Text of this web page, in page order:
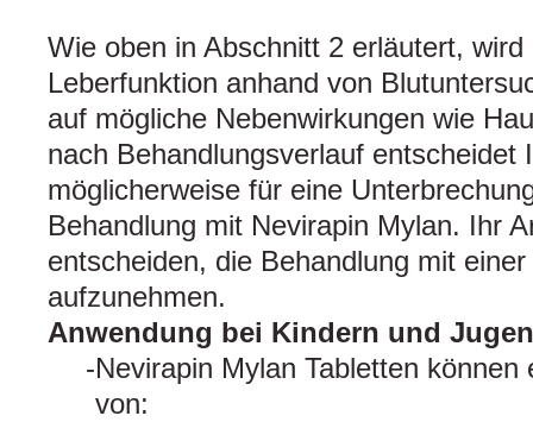
Wie oben in Abschnitt 2 erläutert, wird
Leberfunktion anhand von
auf mögliche Nebenwirkungen wie
nach Behandlungsverlauf entscheidet
möglicherweise für eine
Behandlung mit Nevirapin Mylan. Ihr
entscheiden, die Behandlung mit
aufzunehmen.
Anwendung bei Kindern und
Nevirapin Mylan Tabletten können
von: